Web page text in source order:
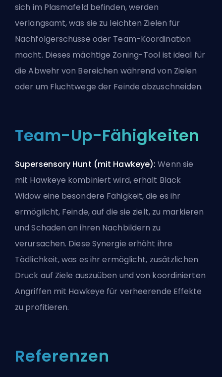
sich im Plasmafeld befinden, werden
verlangsamt, was sie zu leichten Zielen für
Nachfolgerschüsse oder Team-Koordination
macht. Dieses mächtige Zoning-Tool ist ideal für
die Abwehr von Bereichen während von Zielen
oder um Fluchtwege der Feinde abzuschneiden.
Team-Up-Fähigkeiten
Supersensory Hunt (mit Hawkeye):Wenn sie
mit Hawkeye kombiniert wird, erhält Black
Widow eine besondere Fähigkeit, die es ihr
ermöglicht, Feinde, auf die sie zielt, zu markieren
und Schaden an ihren Nachbildern zu
verursachen. Diese Synergie erhöht ihre
Tödlichkeit, was es ihr ermöglicht, zusätzlichen
Druck auf Ziele auszuüben und von koordinierten
Angriffen mit Hawkeye für verheerende Effekte
zu profitieren.
Referenzen